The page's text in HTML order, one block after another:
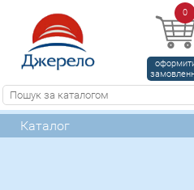
0
Каталог